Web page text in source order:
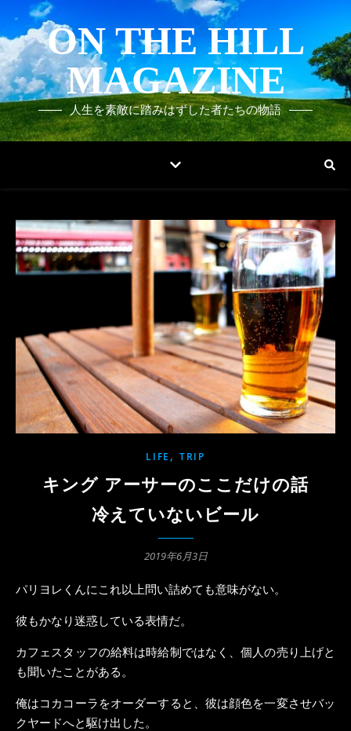
ON THE HILL
MAGAZINE
人生を素敵に踏みはずした者たちの物語
LIFE , TRIP
キング アーサーのここだけの話
冷えていないビール
2019年6月3日
パリヨレくんにこれ以上問い詰めても意味がない。
彼もかなり迷惑している表情だ。
カフェスタッフの給料は時給制ではなく、個人の売り上げと
も聞いたことがある。
俺はコカコーラをオーダーすると、彼は顔色を一変させバッ
クヤードへと駆け出した。